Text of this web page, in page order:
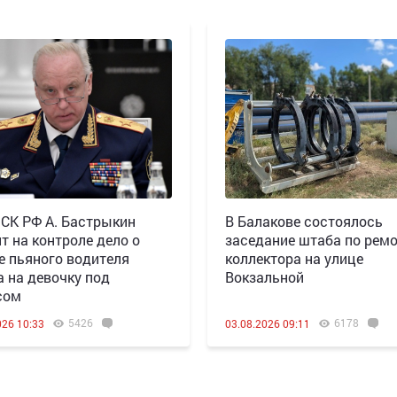
СК РФ А. Бастрыкин
на контроле дело о
пьяного водителя
на девочку под
10:33 5426
В Балакове состоялось
заседание штаба по
коллектора на улице
Вокзальной
03.08.2026 09:11 6178